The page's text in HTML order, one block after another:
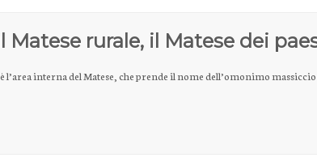
Matese rurale, il Matese dei
interna del Matese, che prende il nome dell’omonimo